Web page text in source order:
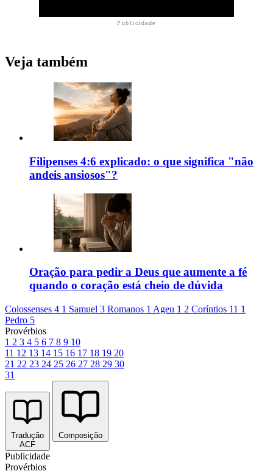
Publicidade
Veja também
Filipenses 4:6 explicado: o que significa "não
andeis ansiosos"?
Oração para pedir a Deus que aumente a fé
quando o coração está cheio de dúvida
Colossenses 4 1 Samuel 3 Romanos 1 Ageu 1 2 Coríntios 11 1
Pedro 5
Provérbios
1 2 3 4 5 6 7 8 9 10
11 12 13 14 15 16 17 18 19 20
21 22 23 24 25 26 27 28 29 30
31
Tradução
ACF
Composição
Publicidade
Provérbios